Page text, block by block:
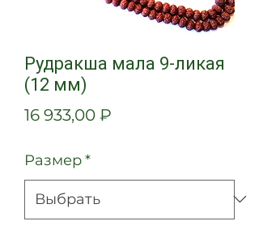
Рудракша мала 9-ликая
(12 мм)
16 933,00 ₽
Размер*